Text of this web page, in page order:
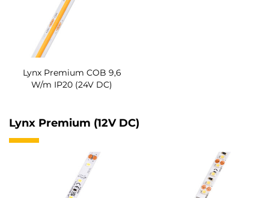
Lynx Premium COB 9,6
W/m IP20 (24V DC)
Lynx Premium (12V DC)